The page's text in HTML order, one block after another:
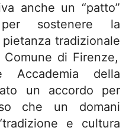
anche un “patto”
sostenere la
tradizionale
Comune di Firenze,
Accademia della
un accordo per
che un domani
e cultura